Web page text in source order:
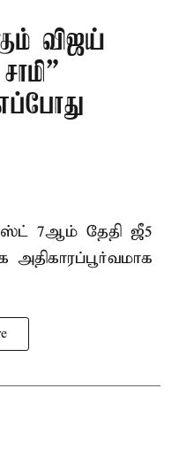
விஜய்
7ஆம் தேதி ஜீ5
அதிகாரப்பூர்வமாக